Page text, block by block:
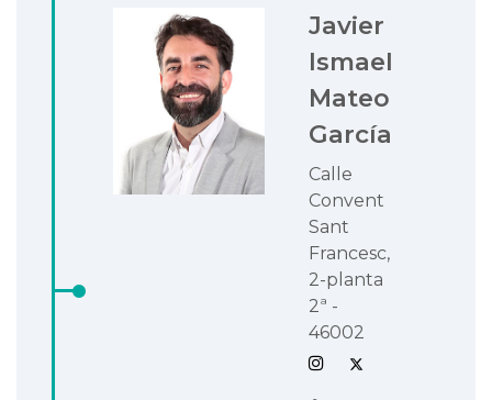
Javier
Ismael
Mateo
García
Calle
Convent
Sant
Francesc,
2-planta
2ª -
46002